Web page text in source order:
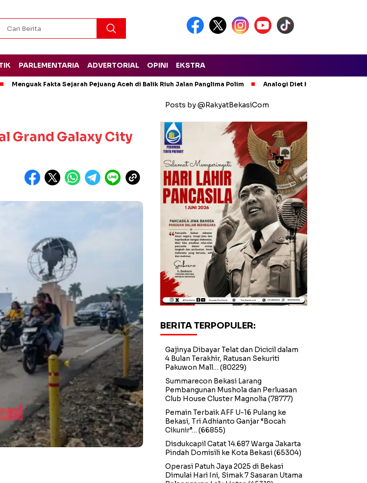
PARLEMENTARIA ADVERTORIAL OPINI EKSTRA
Menguak Fakta Sejarah Pejuang Aceh di Balik Riuh Jalan Panglima Polim Analogi Diet Korupsi: Alarm
Grand Galaxy City
Posts by @RakyatBekasiCom
BERITA TERPOPULER:
Gajinya Dibayar Telat dan Dicicil dalam
4 Bulan Terakhir, Ratusan Sekuriti
Pakuwon Mall… (80229)
Summarecon Bekasi Larang
Pembangunan Mushola dan Perluasan
Club House Cluster Magnolia (78777)
Pemain Terbaik AFF U-16 Pulang ke
Bekasi, Tri Adhianto Ganjar “Bocah
Cikunir”… (66855)
Disdukcapil Catat 14.687 Warga Jakarta
Pindah Domisili ke Kota Bekasi(65304)
Operasi Patuh Jaya 2025 di Bekasi
Dimulai Hari Ini, Simak 7 Sasaran Utama